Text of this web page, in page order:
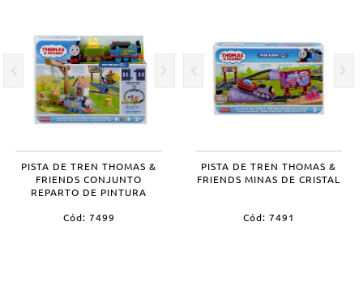
PISTA DE TREN THOMAS &
FRIENDS CONJUNTO
REPARTO DE PINTURA
Cód: 7499
PISTA DE TREN THOMAS &
FRIENDS MINAS DE CRISTAL
Cód: 7491